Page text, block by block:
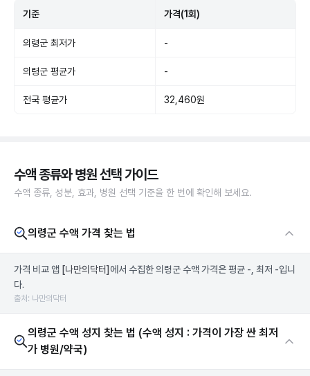
기준 가격(1회)
의령군 최저가 -
의령군 평균가 -
전국 평균가 32,460원
수액 종류와 병원 선택 가이드
수액 종류, 성분, 효과, 병원 선택 기준을 한 번에 확인해 보세요.
의령군 수액 가격 찾는 법
가격 비교 앱 [나만의닥터] 에서 수집한 의령군 수액 가격은 평균 -, 최저 -입니
다.
출처: 나만의닥터
의령군 수액 성지 찾는 법 (수액 성지 : 가격이 가장 싼 최저
가 병원/약국)